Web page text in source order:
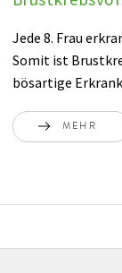
Jede 8. Frau
Somit ist
bösartige
MEHR